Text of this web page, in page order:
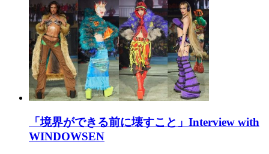
「境界ができる前に壊すこと」Interview with
WINDOWSEN